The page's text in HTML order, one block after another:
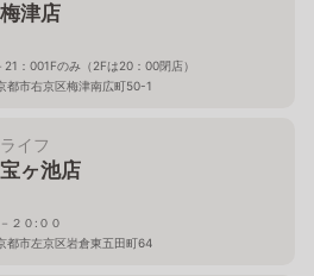
梅津店
：001Fのみ（2Fは20：00閉店）
都市右京区梅津南広町50-1
ライフ
宝ヶ池店
２０:００
都市左京区岩倉東五田町64